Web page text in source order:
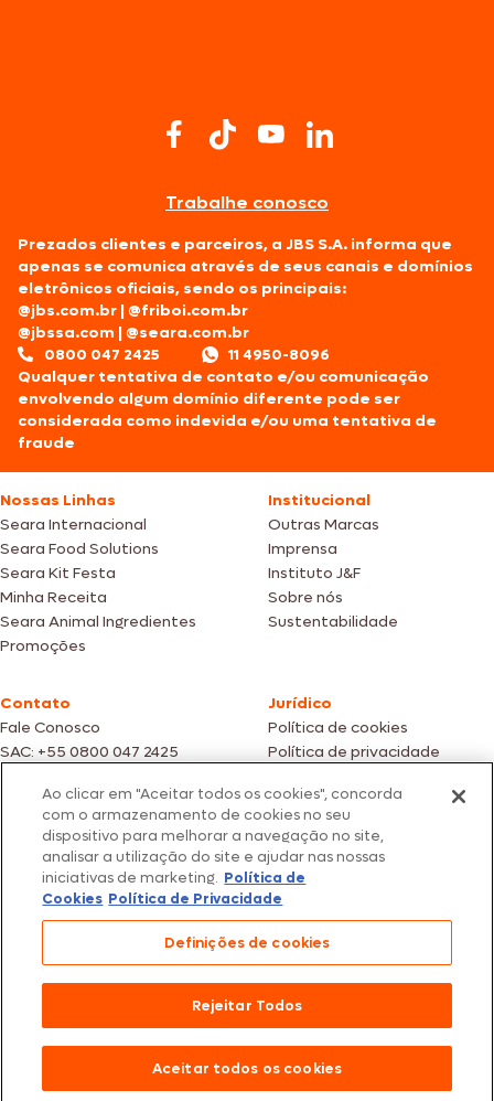
Trabalhe conosco
Prezados clientes e parceiros, a JBS S.A. informa que
apenas se comunica através de seus canais e domínios
eletrônicos oficiais, sendo os principais:
@jbs.com.br |@friboi.com.br
@jbssa.com |@seara.com.br
0800 047 2425
11 4950-8096
Qualquer tentativa de contato e/ou comunicação
envolvendo algum domínio diferente pode ser
considerada como indevida e/ou uma tentativa de
fraude
Nossas Linhas
Seara Internacional
Seara Food Solutions
Seara Kit Festa
Minha Receita
Seara Animal Ingredientes
Promoções
Institucional
Outras Marcas
Imprensa
Instituto J&F
Sobre nós
Sustentabilidade
Contato
Fale Conosco
SAC: +55 0800 047 2425
Jurídico
Política de cookies
Política de privacidade
Fotos meramente ilustrativas | Ofertas válidas enquanto durarem os
estoques dos nossos parceiros | Vendas sujeitas a análise e confirmação
de dados.
Os preços, promoções e condições de pagamento são válidos
exclusivamente para compras efetuadas em nossos parceiros.
Todos os produtos estão sujeitos a disponibilidade de estoque.
São Paulo/SP – CEP 05.118-100
© 2026 Seara. Todos os direitos reservados
Ao clicar em "Aceitar todos os cookies", concorda
com o armazenamento de cookies no seu
dispositivo para melhorar a navegação no site,
analisar a utilização do site e ajudar nas nossas
iniciativas de marketing. Política de
Cookies Política de Privacidade
Definições de cookies
Rejeitar Todos
Aceitar todos os cookies